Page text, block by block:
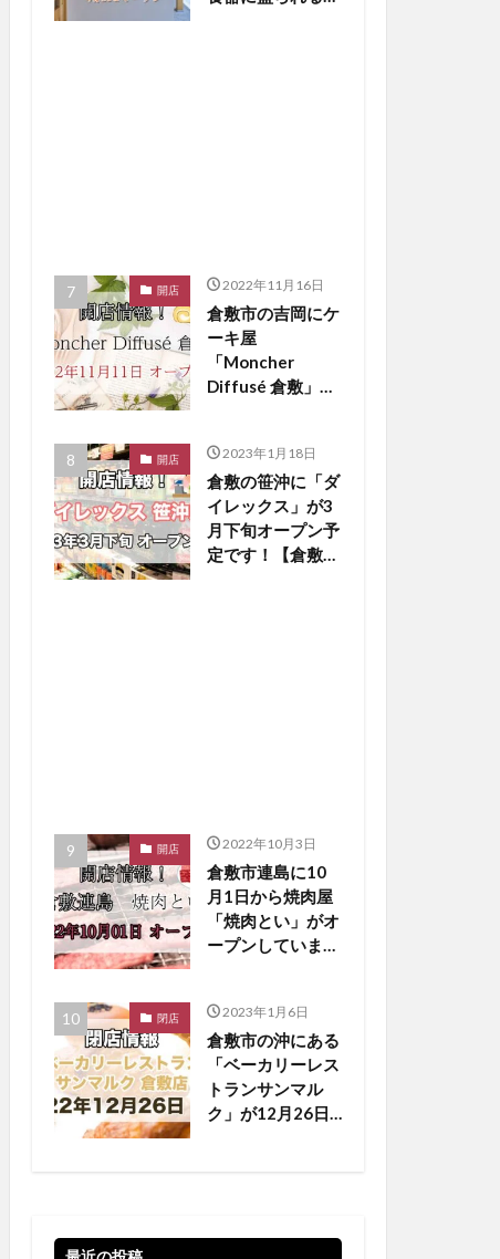
開店 2022年11月16日
倉敷市の吉岡にケ
ーキ屋
「Moncher
Diffusé 倉敷」が
敷開店】
開店 2023年1月18日
倉敷の笹沖に「ダ
イレックス」が3
月下旬オープン予
定です！【倉敷開
開店 2022年10月3日
倉敷市連島に10
月1日から焼肉屋
「焼肉とい」がオ
ープンしていま
閉店 2023年1月6日
倉敷市の沖にある
「ベーカリーレス
トランサンマル
ク」が12月26日